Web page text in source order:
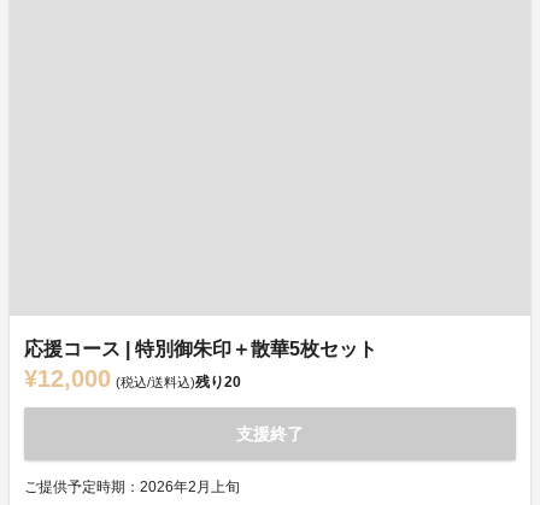
応援コース | 特別御朱印＋散華5枚セット
¥12,000 (税込/送料込)残り20
支援終了
ご提供予定時期：2026年2月上旬